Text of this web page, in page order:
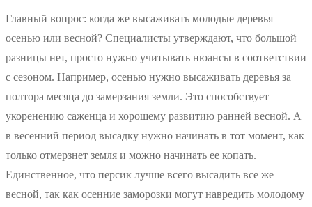
Главный вопрос: когда же высаживать молодые деревья –
осенью или весной? Специалисты утверждают, что большой
разницы нет, просто нужно учитывать нюансы в соответствии
с сезоном. Например, осенью нужно высаживать деревья за
полтора месяца до замерзания земли. Это способствует
укоренению саженца и хорошему развитию ранней весной. А
в весенний период высадку нужно начинать в тот момент, как
только отмерзнет земля и можно начинать ее копать.
Единственное, что персик лучше всего высадить все же
весной, так как осенние заморозки могут навредить молодому